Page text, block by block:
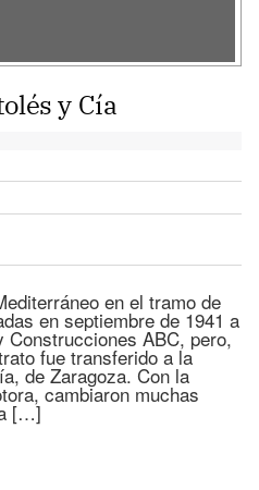
y Cía
en el tramo de
en septiembre de 1941 a
ABC, pero,
fue transferido a la
de Zaragoza. Con la
cambiaron muchas
[…]